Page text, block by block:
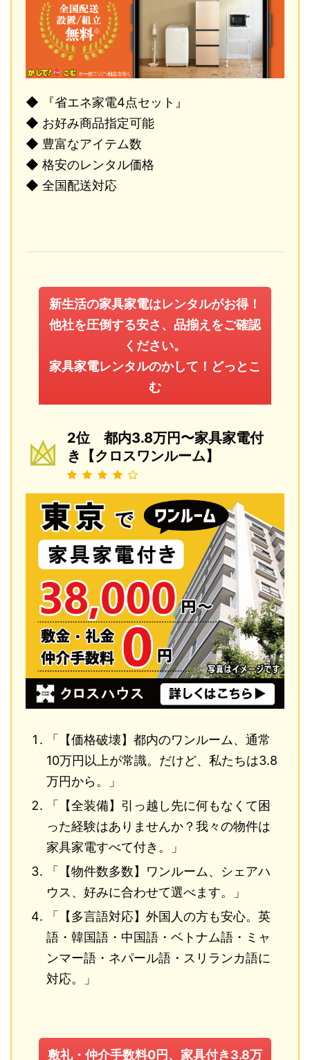
◆ 『省エネ家電4点セット』
◆ お好み商品指定可能
◆ 豊富なアイテム数
◆ 格安のレンタル価格
◆ 全国配送対応
新生活の家具家電はレンタルがお得！
他社を圧倒する安さ、品揃えをご確認
ください。
家具家電レンタルのかして！どっとこ
む
2位 都内3.8万円〜家具家電付
き【クロスワンルーム】
「【価格破壊】都内のワンルーム、通常
10万円以上が常識。だけど、私たちは3.8
万円から。」
「【全装備】引っ越し先に何もなくて困
った経験はありませんか？我々の物件は
家具家電すべて付き。」
「【物件数多数】ワンルーム、シェアハ
ウス、好みに合わせて選べます。」
「【多言語対応】外国人の方も安心。英
語・韓国語・中国語・ベトナム語・ミャ
ンマー語・ネパール語・スリランカ語に
対応。」
敷礼・仲介手数料0円、家具付き3.8万